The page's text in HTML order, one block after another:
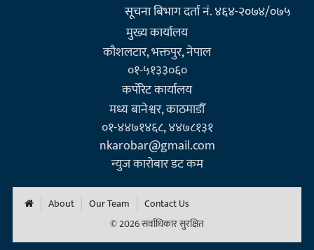
सूचना बिभाग दर्ता नं. ४६४-२०७४/०७५
मुख्य कार्यालय
कौशलटार, भक्तपुर, नेपाल
०१-५१३३०६०
कर्पाेरेट कार्यालय
मध्य बानेश्वर, काठमाडौँ
०१-४४७१४६८, ४४७८१३१
nkarobar@gmail.com
न्युज कारोबार डट कम
About Our Team
Contact Us
© 2026 सर्वाधिकार सुरक्षित